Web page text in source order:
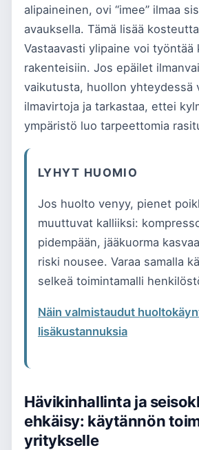
alipaineinen, ovi “imee” ilmaa
avauksella. Tämä lisää
Vastaavasti ylipaine voi työntää
rakenteisiin. Jos epäilet
vaikutusta, huollon yhteydessä
ilmavirtoja ja tarkastaa, ettei
ympäristö luo tarpeettomia
LYHYT HUOMIO
Jos huolto venyy, pienet
muuttuvat kalliiksi:
pidempään, jääkuorma
riski nousee. Varaa samalla
selkeä toimintamalli
Näin valmistaudut
lisäkustannuksia
Hävikinhallinta ja
ehkäisy: käytännön
yritykselle